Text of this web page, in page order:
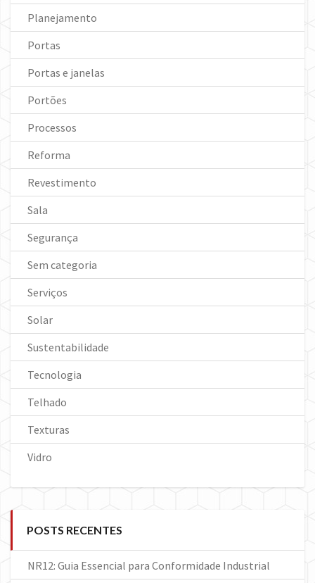
Planejamento
Portas
Portas e janelas
Portões
Processos
Reforma
Revestimento
Sala
Segurança
Sem categoria
Serviços
Solar
Sustentabilidade
Tecnologia
Telhado
Texturas
Vidro
POSTS RECENTES
NR12: Guia Essencial para Conformidade Industrial